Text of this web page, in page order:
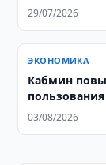
29/07/2026
ЭКОНОМИКА
Кабмин
03/08/2026